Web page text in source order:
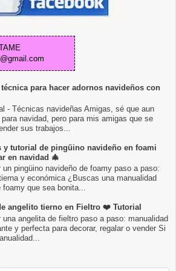
para hacer adornos navideños con
- Técnicas navideñas Amigas, sé que aun
navidad, pero para mis amigas que se
sus trabajos...
y tutorial de pingüino navideño en foami
en navidad 🎄
un pingüino navideño de foamy paso a paso:
y económica ¿Buscas una manualidad
foamy que sea bonita...
angelito tierno en Fieltro ❤️ Tutorial
una angelita de fieltro paso a paso: manualidad
y perfecta para decorar, regalar o vender Si